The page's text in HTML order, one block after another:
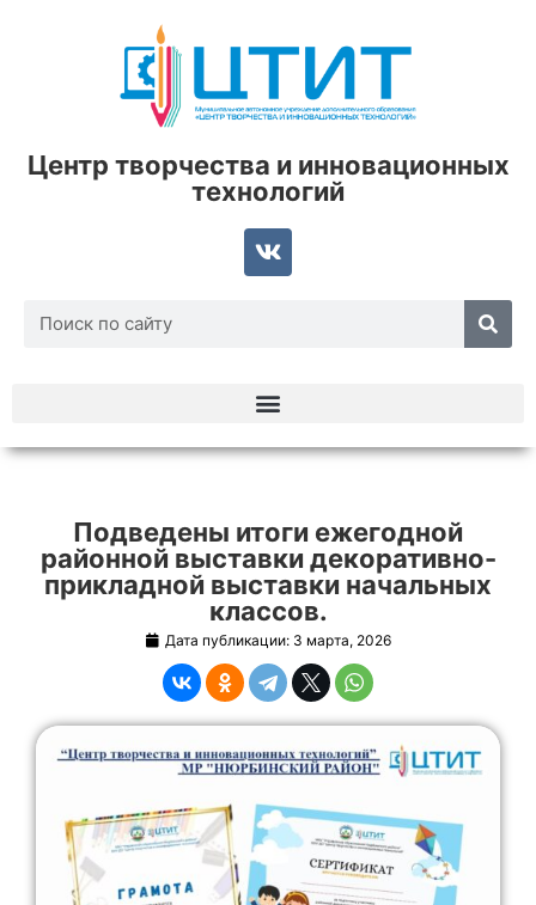
Центр творчества и инновационных
технологий
Подведены итоги ежегодной
районной выставки декоративно-
прикладной выставки начальных
классов.
Дата публикации: 3 марта, 2026